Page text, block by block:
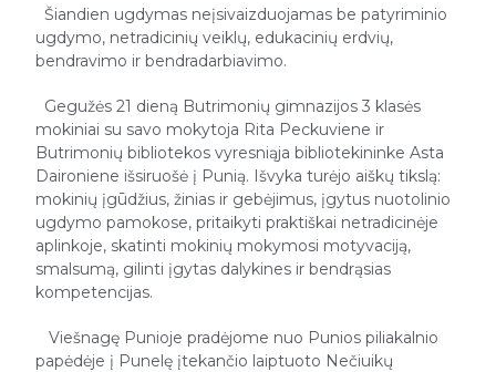
Šiandien ugdymas neįsivaizduojamas be patyriminio
ugdymo, netradicinių veiklų, edukacinių erdvių,
bendravimo ir bendradarbiavimo.
Gegužės 21 dieną Butrimonių gimnazijos 3 klasės
mokiniai su savo mokytoja Rita Peckuviene ir
Butrimonių bibliotekos vyresniąja bibliotekininke Asta
Daironiene išsiruošė į Punią. Išvyka turėjo aiškų tikslą:
mokinių įgūdžius, žinias ir gebėjimus, įgytus nuotolinio
ugdymo pamokose, pritaikyti praktiškai netradicinėje
aplinkoje, skatinti mokinių mokymosi motyvaciją,
smalsumą, gilinti įgytas dalykines ir bendrąsias
kompetencijas.
Viešnagę Punioje pradėjome nuo Punios piliakalnio
papėdėje į Punelę įtekančio laiptuoto Nečiuikų